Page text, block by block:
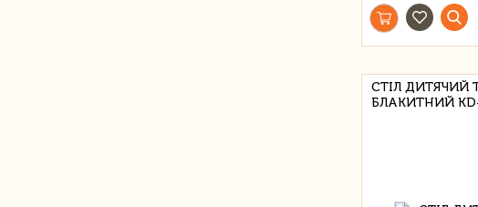
СТІЛ ДИТЯЧИЙ
БЛАКИТНИЙ